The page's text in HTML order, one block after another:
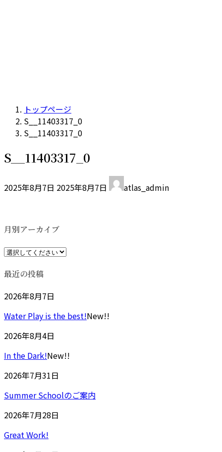
トップページ
S__11403317_0
S__11403317_0
S__11403317_0
2025年8月7日 終
日
:
2025年8月7日 atlas_admin
月別アーカイブ
最近の投稿
2026年8月7日
Water Play is the best!New!!
2026年8月4日
In the Dark!New!!
2026年7月31日
Summer Schoolのご案内
2026年7月28日
Great Work!